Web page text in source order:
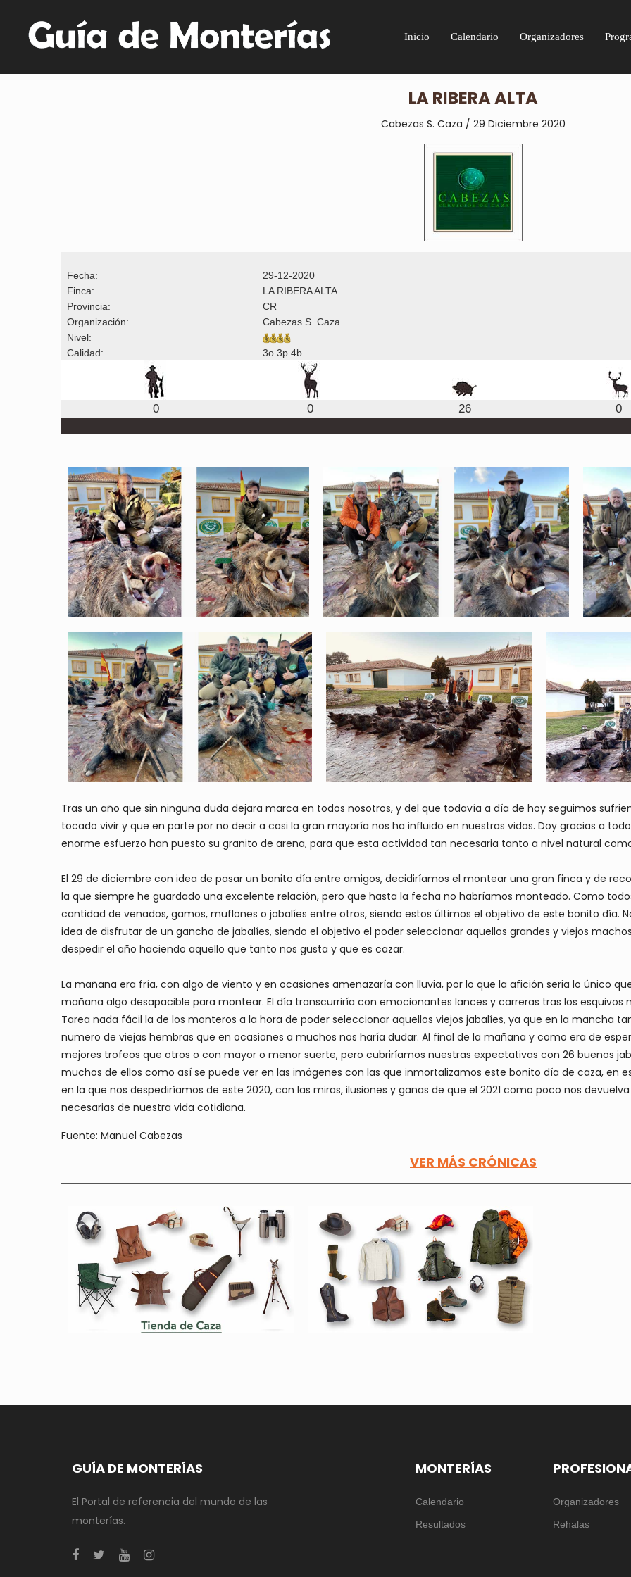
Inicio Calendario Organizadores
LA RIBERA ALTA
Cabezas S. Caza / 29 Diciembre 2020
Fecha:
29-12-2020
Finca:
LA RIBERA ALTA
Provincia:
CR
Organización:
Cabezas S. Caza
Nivel:
Calidad:
3o 3p 4b
0 0 26 0
Tras un año que sin ninguna duda dejara marca en todos nosotros, y del que todavía a día de hoy seguimos
tocado vivir y que en parte por no decir a casi la gran mayoría nos ha influido en nuestras vidas. Doy gracias a
enorme esfuerzo han puesto su granito de arena, para que esta actividad tan necesaria tanto a nivel natural
El 29 de diciembre con idea de pasar un bonito día entre amigos, decidiríamos el montear una gran finca y de
la que siempre he guardado una excelente relación, pero que hasta la fecha no habríamos monteado. Como
cantidad de venados, gamos, muflones o jabalíes entre otros, siendo estos últimos el objetivo de este bonito día.
idea de disfrutar de un gancho de jabalíes, siendo el objetivo el poder seleccionar aquellos grandes y viejos
despedir el año haciendo aquello que tanto nos gusta y que es cazar.
La mañana era fría, con algo de viento y en ocasiones amenazaría con lluvia, por lo que la afición seria lo único
mañana algo desapacible para montear. El día transcurriría con emocionantes lances y carreras tras los esquivos
Tarea nada fácil la de los monteros a la hora de poder seleccionar aquellos viejos jabalíes, ya que en la mancha
numero de viejas hembras que en ocasiones a muchos nos haría dudar. Al final de la mañana y como era de
mejores trofeos que otros o con mayor o menor suerte, pero cubriríamos nuestras expectativas con 26 buenos
muchos de ellos como así se puede ver en las imágenes con las que inmortalizamos este bonito día de caza, en
en la que nos despediríamos de este 2020, con las miras, ilusiones y ganas de que el 2021 como poco nos
necesarias de nuestra vida cotidiana.
Fuente: Manuel Cabezas
VER MÁS CRÓNICAS
GUÍA DE MONTERÍAS
El Portal de referencia del mundo de las
monterías.
MONTERÍAS
Calendario
Resultados
Organizadores
Rehalas